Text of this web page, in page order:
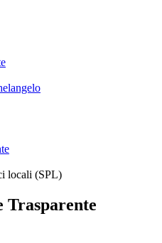
locali (SPL)
Trasparente